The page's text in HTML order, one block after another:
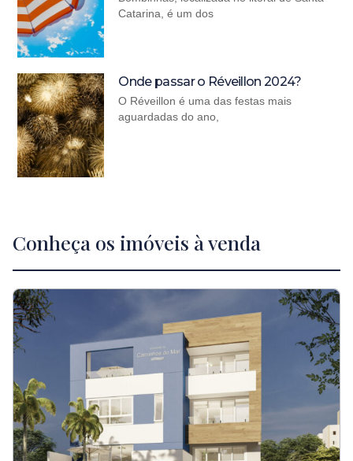
Catarina, é um dos
Onde passar o Réveillon 2024?
O Réveillon é uma das festas mais
aguardadas do ano,
Conheça os imóveis à venda